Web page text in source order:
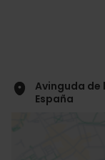
Avinguda de
España